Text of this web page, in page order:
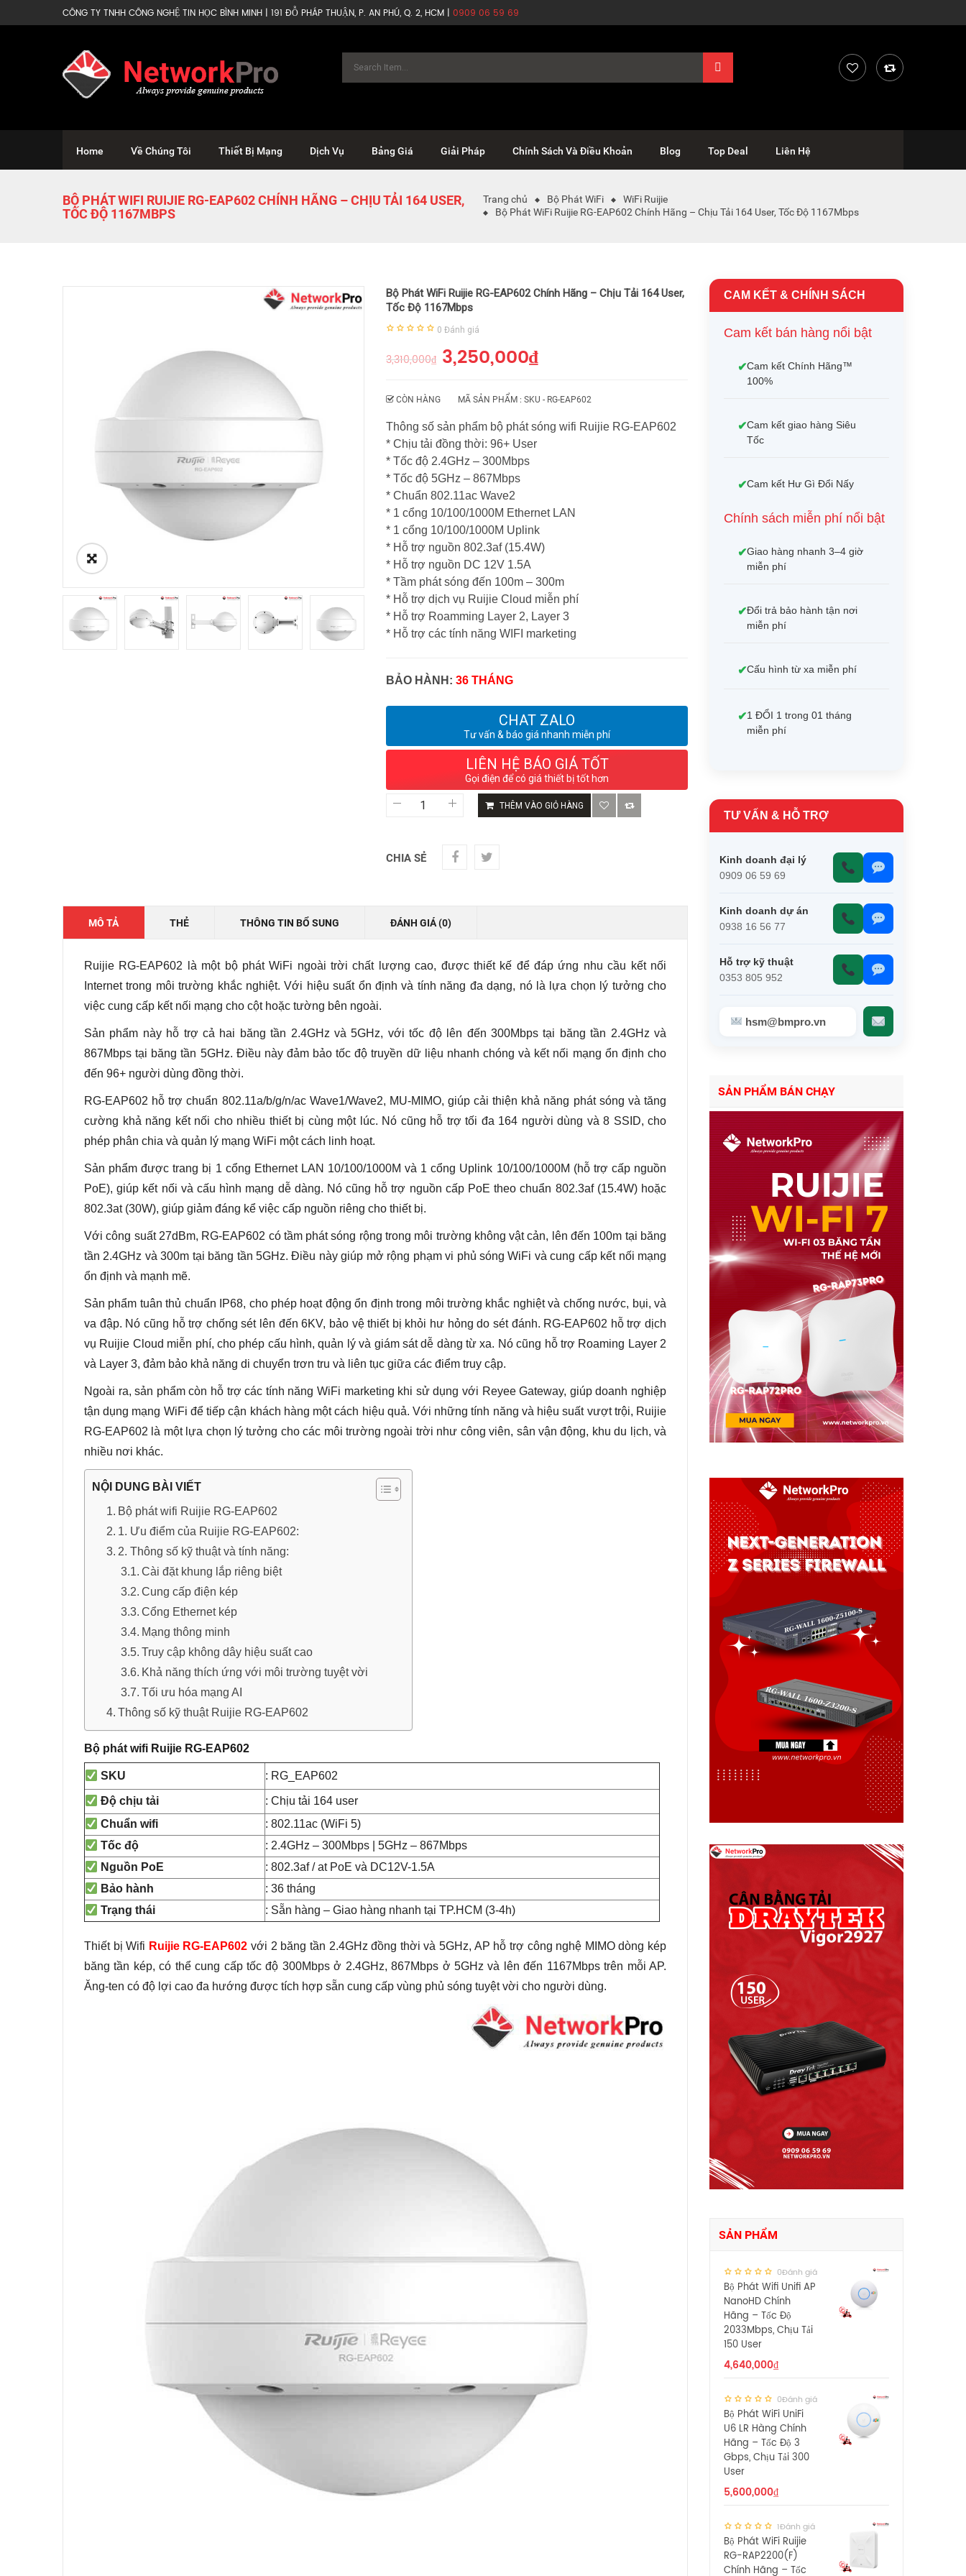
CÔNG TY TNHH CÔNG NGHỆ TIN HỌC BÌNH MINH | 191 ĐỖ PHÁP THUẬN, P. AN PHÚ, Q. 2, HCM | 0909 06 59 69
Home Về Chúng Tôi Thiết Bị Mạng Dịch Vụ Bảng Giá Giải Pháp Chính Sách Và Điều Khoản Blog Top Deal Liên Hệ
BỘ PHÁT WIFI RUIJIE RG-EAP602 CHÍNH HÃNG – CHỊU TẢI 164 USER,
TỐC ĐỘ 1167MBPS
Trang chủ Bộ Phát WiFi
WiFi Ruijie
Bộ Phát WiFi Ruijie RG-EAP602 Chính Hãng – Chịu Tải 164 User, Tốc Độ 1167Mbps
Bộ Phát WiFi Ruijie RG-EAP602 Chính Hãng – Chịu Tải 164 User,
Tốc Độ 1167Mbps
0 Đánh giá
3,310,000₫ 3,250,000₫
CÒN HÀNG MÃ SẢN PHẨM : SKU - RG-EAP602
Thông số sản phẩm bộ phát sóng wifi Ruijie RG-EAP602
* Chịu tải đồng thời: 96+ User
* Tốc độ 2.4GHz – 300Mbps
* Tốc độ 5GHz – 867Mbps
* Chuẩn 802.11ac Wave2
* 1 cổng 10/100/1000M Ethernet LAN
* 1 cổng 10/100/1000M Uplink
* Hỗ trợ nguồn 802.3af (15.4W)
* Hỗ trợ nguồn DC 12V 1.5A
* Tầm phát sóng đến 100m – 300m
* Hỗ trợ dịch vụ Ruijie Cloud miễn phí
* Hỗ trợ Roamming Layer 2, Layer 3
* Hỗ trợ các tính năng WIFI marketing
BẢO HÀNH: 36 THÁNG
CHAT ZALO
Tư vấn & báo giá nhanh miễn phí
LIÊN HỆ BÁO GIÁ TỐT
Gọi điện để có giá thiết bị tốt hơn
Phát
RG-
EAP602
Chịu
Tải
Tốc
Độ
1167Mbps
THÊM VÀO GIỎ HÀNG
CHIA SẺ
MÔ TẢ THẺ THÔNG TIN BỔ SUNG ĐÁNH GIÁ (0)
Ruijie RG-EAP602 là một bộ phát WiFi ngoài trời chất lượng cao, được thiết kế để đáp ứng nhu cầu kết nối
Internet trong môi trường khắc nghiệt. Với hiệu suất ổn định và tính năng đa dạng, nó là lựa chọn lý tưởng cho
việc cung cấp kết nối mạng cho cột hoặc tường bên ngoài.
Sản phẩm này hỗ trợ cả hai băng tần 2.4GHz và 5GHz, với tốc độ lên đến 300Mbps tại băng tần 2.4GHz và
867Mbps tại băng tần 5GHz. Điều này đảm bảo tốc độ truyền dữ liệu nhanh chóng và kết nối mạng ổn định cho
đến 96+ người dùng đồng thời.
RG-EAP602 hỗ trợ chuẩn 802.11a/b/g/n/ac Wave1/Wave2, MU-MIMO, giúp cải thiện khả năng phát sóng và tăng
cường khả năng kết nối cho nhiều thiết bị cùng một lúc. Nó cũng hỗ trợ tối đa 164 người dùng và 8 SSID, cho
phép phân chia và quản lý mạng WiFi một cách linh hoạt.
Sản phẩm được trang bị 1 cổng Ethernet LAN 10/100/1000M và 1 cổng Uplink 10/100/1000M (hỗ trợ cấp nguồn
PoE), giúp kết nối và cấu hình mạng dễ dàng. Nó cũng hỗ trợ nguồn cấp PoE theo chuẩn 802.3af (15.4W) hoặc
802.3at (30W), giúp giảm đáng kể việc cấp nguồn riêng cho thiết bị.
Với công suất 27dBm, RG-EAP602 có tầm phát sóng rộng trong môi trường không vật cản, lên đến 100m tại băng
tần 2.4GHz và 300m tại băng tần 5GHz. Điều này giúp mở rộng phạm vi phủ sóng WiFi và cung cấp kết nối mạng
ổn định và mạnh mẽ.
Sản phẩm tuân thủ chuẩn IP68, cho phép hoạt động ổn định trong môi trường khắc nghiệt và chống nước, bụi, và
va đập. Nó cũng hỗ trợ chống sét lên đến 6KV, bảo vệ thiết bị khỏi hư hỏng do sét đánh. RG-EAP602 hỗ trợ dịch
vụ Ruijie Cloud miễn phí, cho phép cấu hình, quản lý và giám sát dễ dàng từ xa. Nó cũng hỗ trợ Roaming Layer 2
và Layer 3, đảm bảo khả năng di chuyển trơn tru và liên tục giữa các điểm truy cập.
Ngoài ra, sản phẩm còn hỗ trợ các tính năng WiFi marketing khi sử dụng với Reyee Gateway, giúp doanh nghiệp
tận dụng mạng WiFi để tiếp cận khách hàng một cách hiệu quả. Với những tính năng và hiệu suất vượt trội, Ruijie
RG-EAP602 là một lựa chọn lý tưởng cho các môi trường ngoài trời như công viên, sân vận động, khu du lịch, và
nhiều nơi khác.
NỘI DUNG BÀI VIẾT
Bộ phát wifi Ruijie RG-EAP602
1. Ưu điểm của Ruijie RG-EAP602:
2. Thông số kỹ thuật và tính năng:
Cài đặt khung lắp riêng biệt
Cung cấp điện kép
Cổng Ethernet kép
Mạng thông minh
Truy cập không dây hiệu suất cao
Khả năng thích ứng với môi trường tuyệt vời
Tối ưu hóa mạng AI
Thông số kỹ thuật Ruijie RG-EAP602
Bộ phát wifi Ruijie RG-EAP602
SKU : RG_EAP602
Độ chịu tải
: Chịu tải 164 user
Chuẩn wifi
: 802.11ac (WiFi 5)
Tốc độ
: 2.4GHz – 300Mbps | 5GHz – 867Mbps
Nguồn PoE
: 802.3af / at PoE và DC12V-1.5A
Bảo hành
: 36 tháng
Trạng thái
: Sẵn hàng – Giao hàng nhanh tại TP.HCM (3-4h)
Thiết bị Wifi Ruijie RG-EAP602 với 2 băng tần 2.4GHz đồng thời và 5GHz, AP hỗ trợ công nghệ MIMO dòng kép
băng tần kép, có thể cung cấp tốc độ 300Mbps ở 2.4GHz, 867Mbps ở 5GHz và lên đến 1167Mbps trên mỗi AP.
Ăng-ten có độ lợi cao đa hướng được tích hợp sẵn cung cấp vùng phủ sóng tuyệt vời cho người dùng.
CAM KẾT & CHÍNH SÁCH
Cam kết bán hàng nổi bật
Cam kết Chính Hãng™
100%
Cam kết giao hàng Siêu
Tốc
Cam kết Hư Gì Đổi Nấy
Chính sách miễn phí nổi bật
Giao hàng nhanh 3–4 giờ
miễn phí
Đổi trả bảo hành tận nơi
miễn phí
Cấu hình từ xa miễn phí
1 ĐỔI 1 trong 01 tháng
miễn phí
TƯ VẤN & HỖ TRỢ
Kinh doanh đại lý
0909 06 59 69
Kinh doanh dự án
0938 16 56 77
Hỗ trợ kỹ thuật
0353 805 952
hsm@bmpro.vn
SẢN PHẨM BÁN CHẠY
SẢN PHẨM
0Đánh giá
Bộ Phát Wifi Unifi AP
NanoHD Chính
Hãng – Tốc Độ
2033Mbps, Chịu Tải
150 User
4,640,000₫
0Đánh giá
Bộ Phát WiFi UniFi
U6 LR Hàng Chính
Hãng – Tốc Độ 3
Gbps, Chịu Tải 300
User
5,600,000₫
1Đánh giá
Bộ Phát WiFi Ruijie
RG-RAP2200(F)
Chính Hãng – Tốc